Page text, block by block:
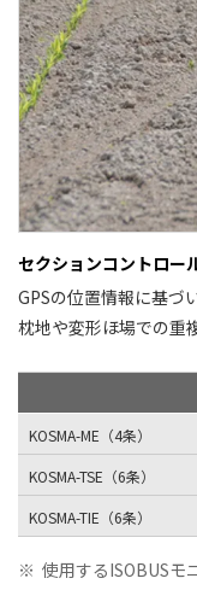
セクションコントロー
GPSの位置情報に基づ
枕地や変形ほ場での重
KOSMA-ME（4条）
KOSMA-TSE（6条）
KOSMA-TIE（6条）
※ 使用するISOBUSモ